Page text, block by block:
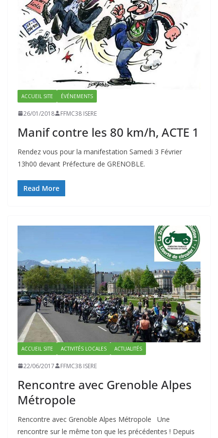
ACCUEIL SITE ÉVÉNEMENTS
26/01/2018 FFMC38 ISERE
Manif contre les 80 km/h, ACTE 1
Rendez vous pour la manifestation Samedi 3 Février
13h00 devant Préfecture de GRENOBLE.
Read More
ACCUEIL SITE ACTIVITÉS LOCALES ACTUALITÉS
22/06/2017 FFMC38 ISERE
Rencontre avec Grenoble Alpes
Métropole
Rencontre avec Grenoble Alpes Métropole Une
rencontre sur le même ton que les précédentes ! Depuis